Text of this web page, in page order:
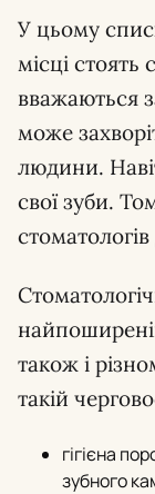
У цьому
місці стоять
вважаються
може
людини.
свої зуби.
також і
такій
гігієна
зубного